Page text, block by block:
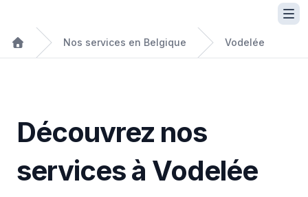
Nos services en Belgique Vodelée
Découvrez nos
services à Vodelée